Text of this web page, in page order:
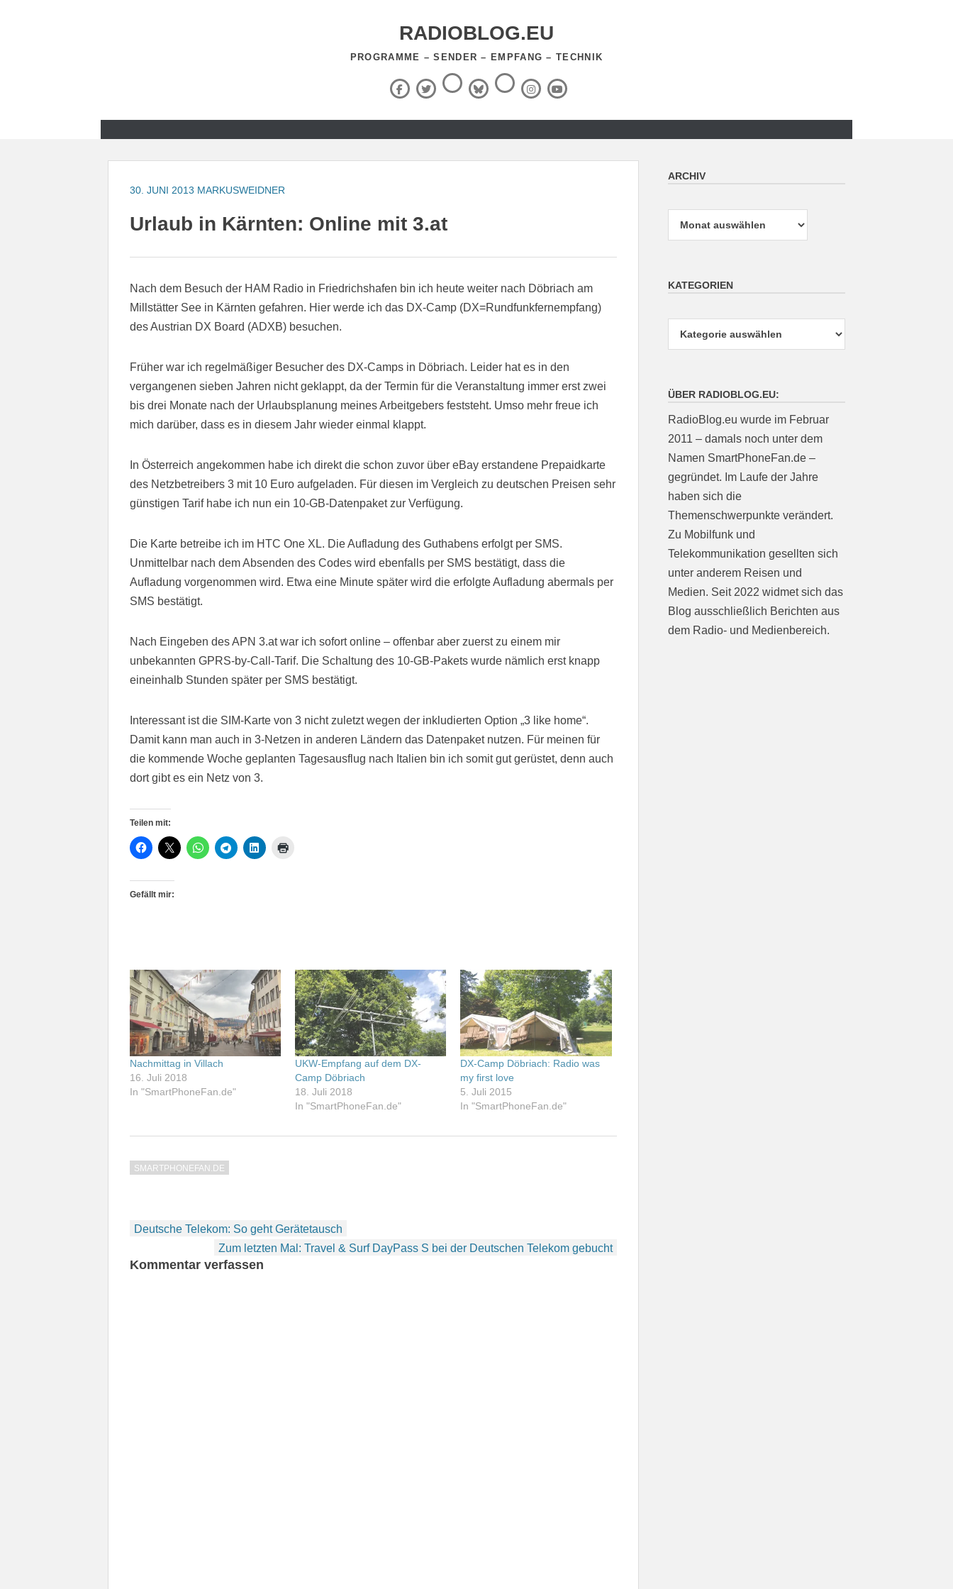
RADIOBLOG.EU
PROGRAMME – SENDER – EMPFANG – TECHNIK
Facebook
X
(Twitter)
ThreadsBlueSky
RSS-
Feed InstagramYouTube
30. JUNI 2013 MARKUSWEIDNER
Urlaub in Kärnten: Online mit 3.at
Nach dem Besuch der HAM Radio in Friedrichshafen bin ich heute weiter nach Döbriach am
Millstätter See in Kärnten gefahren. Hier werde ich das DX-Camp (DX=Rundfunkfernempfang)
des Austrian DX Board (ADXB) besuchen.
Früher war ich regelmäßiger Besucher des DX-Camps in Döbriach. Leider hat es in den
vergangenen sieben Jahren nicht geklappt, da der Termin für die Veranstaltung immer erst zwei
bis drei Monate nach der Urlaubsplanung meines Arbeitgebers feststeht. Umso mehr freue ich
mich darüber, dass es in diesem Jahr wieder einmal klappt.
In Österreich angekommen habe ich direkt die schon zuvor über eBay erstandene Prepaidkarte
des Netzbetreibers 3 mit 10 Euro aufgeladen. Für diesen im Vergleich zu deutschen Preisen sehr
günstigen Tarif habe ich nun ein 10-GB-Datenpaket zur Verfügung.
Die Karte betreibe ich im HTC One XL. Die Aufladung des Guthabens erfolgt per SMS.
Unmittelbar nach dem Absenden des Codes wird ebenfalls per SMS bestätigt, dass die
Aufladung vorgenommen wird. Etwa eine Minute später wird die erfolgte Aufladung abermals per
SMS bestätigt.
Nach Eingeben des APN 3.at war ich sofort online – offenbar aber zuerst zu einem mir
unbekannten GPRS-by-Call-Tarif. Die Schaltung des 10-GB-Pakets wurde nämlich erst knapp
eineinhalb Stunden später per SMS bestätigt.
Interessant ist die SIM-Karte von 3 nicht zuletzt wegen der inkludierten Option „3 like home“.
Damit kann man auch in 3-Netzen in anderen Ländern das Datenpaket nutzen. Für meinen für
die kommende Woche geplanten Tagesausflug nach Italien bin ich somit gut gerüstet, denn auch
dort gibt es ein Netz von 3.
Teilen mit:
Gefällt mir:
Nachmittag in Villach
16. Juli 2018
In "SmartPhoneFan.de"
UKW-Empfang auf dem DX-
Camp Döbriach
18. Juli 2018
In "SmartPhoneFan.de"
DX-Camp Döbriach: Radio was
my first love
5. Juli 2015
In "SmartPhoneFan.de"
SMARTPHONEFAN.DE
Beitragsnavigation
Deutsche Telekom: So geht Gerätetausch
Zum letzten Mal: Travel & Surf DayPass S bei der Deutschen Telekom gebucht
Kommentar verfassen
ARCHIV
KATEGORIEN
ÜBER RADIOBLOG.EU:
RadioBlog.eu wurde im Februar
2011 – damals noch unter dem
Namen SmartPhoneFan.de –
gegründet. Im Laufe der Jahre
haben sich die
Themenschwerpunkte verändert.
Zu Mobilfunk und
Telekommunikation gesellten sich
unter anderem Reisen und
Medien. Seit 2022 widmet sich das
Blog ausschließlich Berichten aus
dem Radio- und Medienbereich.